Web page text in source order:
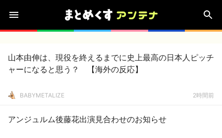
山本由伸は、現役を終えるまでに史上最高の日本人ピッチ
ャーになると思う？ 【海外の反応】
BABYMETALIZE 2時間前
アンジュルム後藤花出演見合わせのお知らせ